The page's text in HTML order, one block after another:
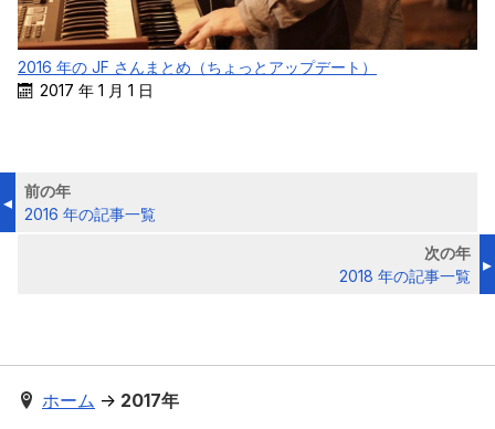
2016 年の JF さんまとめ（ちょっとアップデート）
2017 年 1 月 1 日
前の年
2016 年の記事一覧
次の年
2018 年の記事一覧
ホーム → 2017年